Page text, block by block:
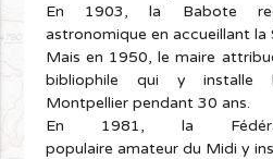
En 1903, la Babote
astronomique en accueillant la
Mais en 1950, le maire
bibliophile qui y installe
Montpellier pendant 30 ans.
En 1981, la
populaire amateur du Midi y